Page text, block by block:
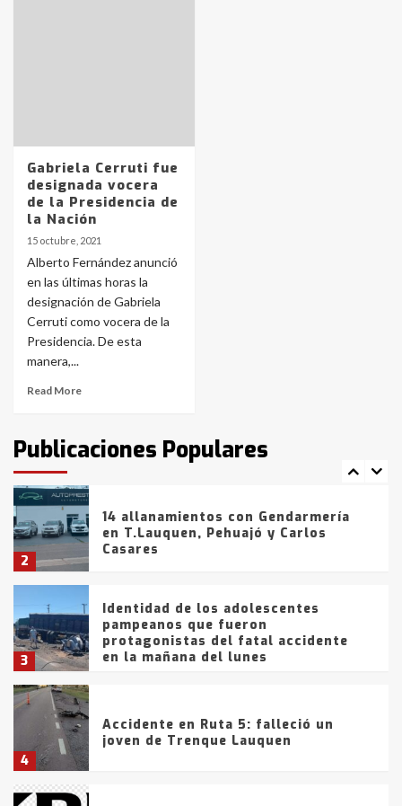
Gabriela Cerruti fue
designada vocera
de la Presidencia de
la Nación
15 octubre, 2021
Alberto Fernández anunció
en las últimas horas la
designación de Gabriela
Cerruti como vocera de la
Presidencia. De esta
manera,...
Read More
Publicaciones Populares
5
entre 857 a 1338 pesos
6
La Bolsa de Cereales de Bahía
de la provincia
7
T.Lauquen: tres jóvenes que
intentaron evadir a la Policía
fueron detenidos por
Frígorífico Indio Pampa
2
14 allanamientos con Gendarmería
en T.Lauquen, Pehuajó y Carlos
Casares
3
Identidad de los adolescentes
pampeanos que fueron
protagonistas del fatal accidente
en la mañana del lunes
4
Accidente en Ruta 5: falleció un
joven de Trenque Lauquen